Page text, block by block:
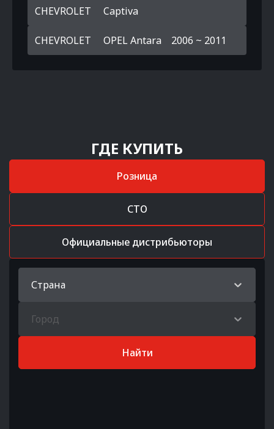
CHEVROLET Captiva
CHEVROLET OPEL Antara 2006 ~ 2011
ГДЕ КУПИТЬ
Розница
СТО
Официальные дистрибьюторы
Страна
Город
Найти